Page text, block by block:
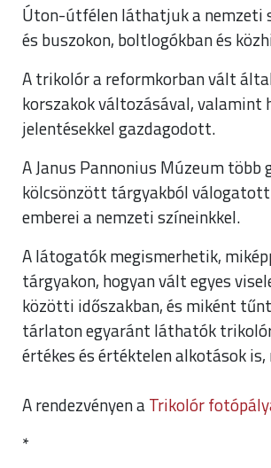
Úton-útfélen láthatjuk a nemzeti
és buszokon, boltlogókban és
A trikolór a reformkorban vált
korszakok változásával, valamint
jelentésekkel gazdagodott.
A Janus Pannonius Múzeum
kölcsönzött tárgyakból
emberei a nemzeti színeinkkel.
A látogatók megismerhetik,
tárgyakon, hogyan vált egyes
közötti időszakban, és miként
tárlaton egyaránt láthatók
értékes és értéktelen alkotások
A rendezvényen aTrikolór
*